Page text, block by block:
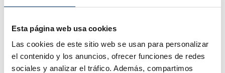
Esta página web usa cookies
Las cookies de este sitio web se usan para personalizar
el contenido y los anuncios, ofrecer funciones de redes
sociales y analizar el tráfico. Además, compartimos
sapesse, la DGP, cioèDiagnosi Genetica Preimpianto
è una tecnica diagnostica che permette di individuare
anomalie genetiche nell'embrione prima del suo
trasferimento nell'utero materno.
In questo podcast parliamo di…